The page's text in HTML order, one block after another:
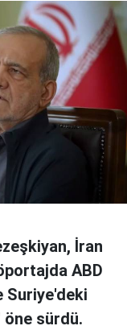
İran
ABD
Suriye'deki
öne sürdü.